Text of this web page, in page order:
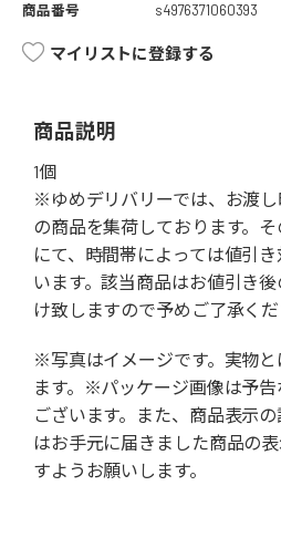
商品番号
s4976371060393
マイリストに登録する
商品説明
1個
※ゆめデリバリーでは、お渡
の商品を集荷しております。
にて、時間帯によっては値引
います。該当商品はお値引き
け致しますので予めご了承くだ
※写真はイメージです。実物
ます。※パッケージ画像は予
ございます。また、商品表示
はお手元に届きました商品の
すようお願いします。